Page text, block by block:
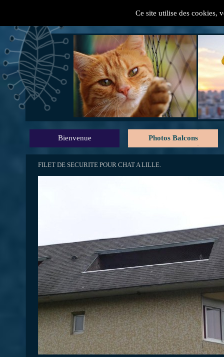
Ce site utilise des cookies,
Bienvenue Photos Balcons
" Mes conseils
FILET DE SECURITE POUR CHAT A LILLE.